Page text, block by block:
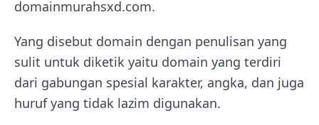
domainmurahsxd.com.
Yang disebut domain dengan penulisan yang
sulit untuk diketik yaitu domain yang terdiri
dari gabungan spesial karakter, angka, dan juga
huruf yang tidak lazim digunakan.